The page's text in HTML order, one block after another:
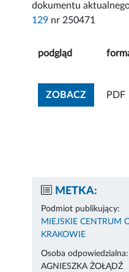
dokumentu
129 nr 250471
podgląd
ZOBACZZOBACZ
PDF
METKA:
Podmiot publikujący:
MIEJSKIE CENTRUM
KRAKOWIE
Osoba odpowiedzialna:
AGNIESZKA ŻOŁĄDŹ